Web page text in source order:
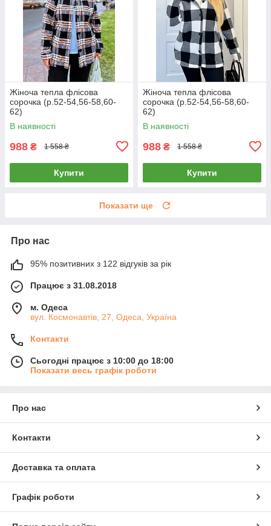
Жіноча тепла флісова
сорочка (р.52-54,56-58,60-
62)
В наявності
988 ₴ 1 558 ₴
Купити
Жіноча тепла флісова
сорочка (р.52-54,56-58,60-
62)
В наявності
988 ₴ 1 558 ₴
Купити
Показати ще
Про нас
95% позитивних з 122 відгуків за рік
Працює з 31.08.2018
м. Одеса
вул. Космонавтів, 27, Одеса, Україна
Контакти
Сьогодні працює з 10:00 до 18:00
Показати весь графік роботи
Про нас
Контакти
Доставка та оплата
Графік роботи